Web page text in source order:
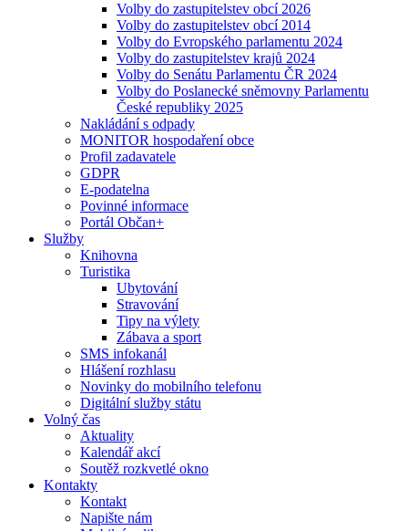
Volby do zastupitelstev obcí 2026
Volby do zastupitelstev obcí 2014
Volby do Evropského parlamentu 2024
Volby do zastupitelstev krajů 2024
Volby do Senátu Parlamentu ČR 2024
Volby do Poslanecké sněmovny Parlamentu
České republiky 2025
Nakládání s odpady
MONITOR hospodaření obce
Profil zadavatele
GDPR
E-podatelna
Povinné informace
Portál Občan+
Služby
Knihovna
Turistika
Ubytování
Stravování
Tipy na výlety
Zábava a sport
SMS infokanál
Hlášení rozhlasu
Novinky do mobilního telefonu
Digitální služby státu
Volný čas
Aktuality
Kalendář akcí
Soutěž rozkvetlé okno
Kontakty
Kontakt
Napište nám